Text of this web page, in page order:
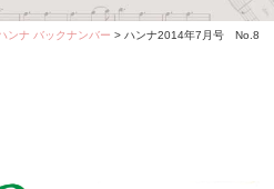
ンナ バックナンバー > ハンナ2014年7月号 No.8